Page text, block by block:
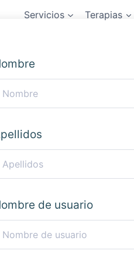
Servicios Terapias
de usuario